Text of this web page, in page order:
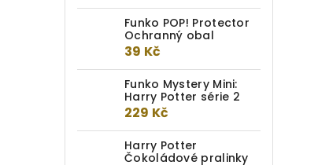
Funko POP! Protector
Ochranný obal
39 Kč
Funko Mystery Mini:
Harry Potter série 2
229 Kč
Harry Potter
Čokoládové pralinky
Sada sklenic Harry Potter
329 Kč
Detail
Sada dvou tvarovaných sklenic s
potiskem znaků kolejí a
bradavické školy čar a kouzel. Na
jedné...